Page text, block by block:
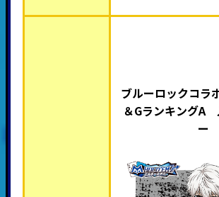
ブルーロックコ
＆GランキングA
ー